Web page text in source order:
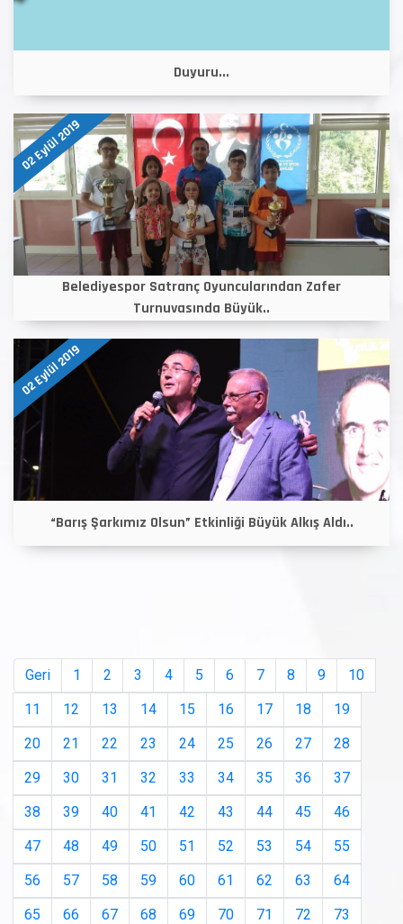
Duyuru...
02 Eylül 2019
Belediyespor Satranç Oyuncularından Zafer
Turnuvasında Büyük..
02 Eylül 2019
“Barış Şarkımız Olsun” Etkinliği Büyük Alkış Aldı..
Geri 1 2 3 4 5 6 7 8 9
10
11
12 13 14 15 16 17 18
19
20
21 22 23 24 25 26 27
28
29
30 31 32 33 34 35 36
37
38
39 40 41 42 43 44 45
46
47
48 49 50 51 52 53 54
55
56
57 58 59 60 61 62 63
64
65
66 67 68 69 70 71 72
73